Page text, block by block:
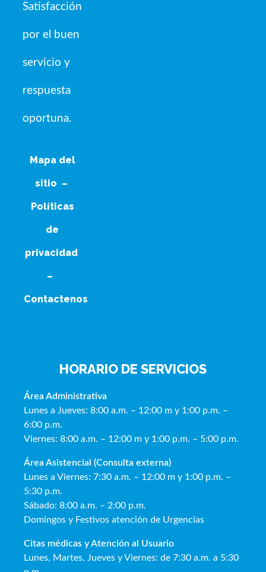
Satisfacción
por el buen
servicio y
respuesta
oportuna.
Mapa del
sitio –
Políticas
de
privacidad
–
Contactenos
HORARIO DE SERVICIOS
Área Administrativa
Lunes a Jueves: 8:00 a.m. – 12:00 m y 1:00 p.m. –
6:00 p.m.
Viernes: 8:00 a.m. – 12:00 m y 1:00 p.m. – 5:00 p.m.
Área Asistencial (Consulta externa)
Lunes a Viernes: 7:30 a.m. – 12:00 m y 1:00 p.m. –
5:30 p.m.
Sábado: 8:00 a.m. – 2:00 p.m.
Domingos y Festivos atención de Urgencias
Citas médicas y Atención al Usuario
Lunes, Martes, Jueves y Viernes: de 7:30 a.m. a 5:30